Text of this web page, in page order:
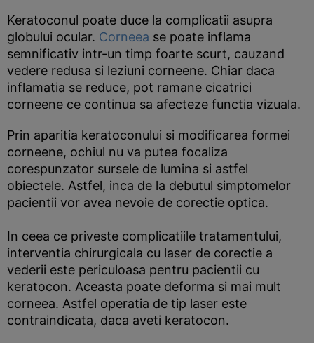
Keratoconul poate duce la complicatii asupra
globului ocular. Corneea se poate inflama
semnificativ intr-un timp foarte scurt, cauzand
vedere redusa si leziuni corneene. Chiar daca
inflamatia se reduce, pot ramane cicatrici
corneene ce continua sa afecteze functia vizuala.
Prin aparitia keratoconului si modificarea formei
corneene, ochiul nu va putea focaliza
corespunzator sursele de lumina si astfel
obiectele. Astfel, inca de la debutul simptomelor
pacientii vor avea nevoie de corectie optica.
In ceea ce priveste complicatiile tratamentului,
interventia chirurgicala cu laser de corectie a
vederii este periculoasa pentru pacientii cu
keratocon. Aceasta poate deforma si mai mult
corneea. Astfel operatia de tip laser este
contraindicata, daca aveti keratocon.